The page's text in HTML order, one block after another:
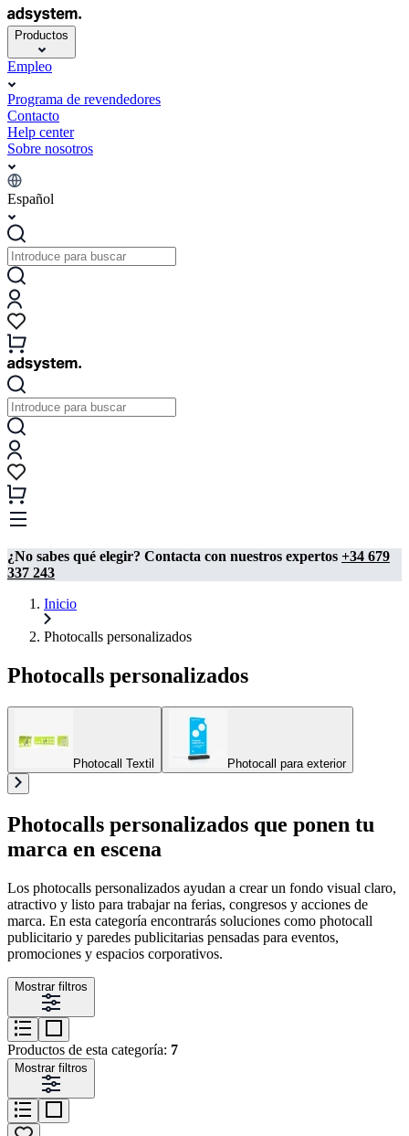
Productos
Empleo
Programa de revendedores
Contacto
Help center
Sobre nosotros
Español
¿No sabes qué elegir? Contacta con nuestros expertos +34 679
337 243
Inicio
Photocalls personalizados
Photocalls personalizados
Photocall Textil Photocall para exterior
Photocalls personalizados que ponen tu
marca en escena
Los photocalls personalizados ayudan a crear un fondo visual claro,
atractivo y listo para trabajar na ferias, congresos y acciones de
marca. En esta categoría encontrarás soluciones como photocall
publicitario y paredes publicitarias pensadas para eventos,
promociones y espacios corporativos.
Mostrar filtros
Productos de esta categoría: 7
Mostrar filtros